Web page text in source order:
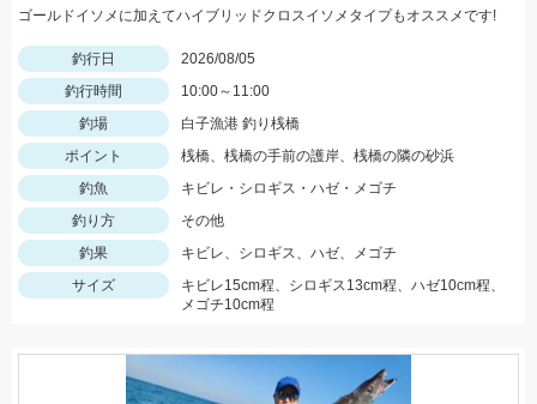
ゴールドイソメに加えてハイブリッドクロスイソメタイプもオススメです!
釣行日
2026/08/05
釣行時間
10:00～11:00
釣場
白子漁港 釣り桟橋
ポイント
桟橋、桟橋の手前の護岸、桟橋の隣の砂浜
釣魚
キビレ・シロギス・ハゼ・メゴチ
釣り方
その他
釣果
キビレ、シロギス、ハゼ、メゴチ
サイズ
キビレ15cm程、シロギス13cm程、ハゼ10cm程、
メゴチ10cm程